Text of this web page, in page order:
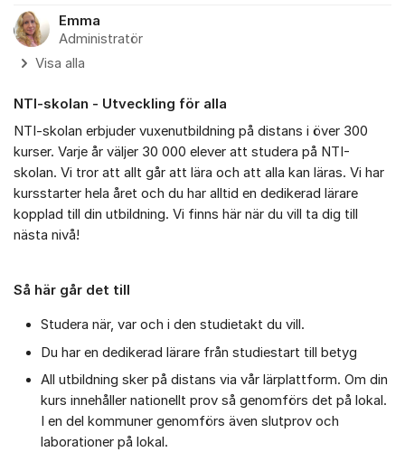
Emma
Administratör
Visa alla
NTI-skolan - Utveckling för alla
NTI-skolan erbjuder vuxenutbildning på distans i över 300
kurser. Varje år väljer 30 000 elever att studera på NTI-
skolan. Vi tror att allt går att lära och att alla kan läras. Vi har
kursstarter hela året och du har alltid en dedikerad lärare
kopplad till din utbildning. Vi finns här när du vill ta dig till
nästa nivå!
Så här går det till
Studera när, var och i den studietakt du vill.
Du har en dedikerad lärare från studiestart till betyg
All utbildning sker på distans via vår lärplattform. Om din
kurs innehåller nationellt prov så genomförs det på lokal.
I en del kommuner genomförs även slutprov och
laborationer på lokal.